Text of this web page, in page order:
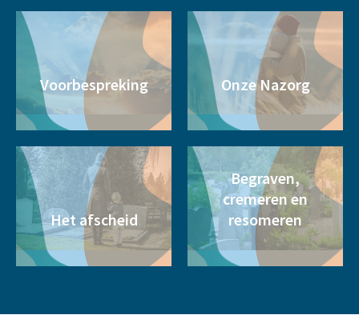
Voorbespreking Onze Nazorg
Het afscheid
Begraven,
cremeren en
resomeren